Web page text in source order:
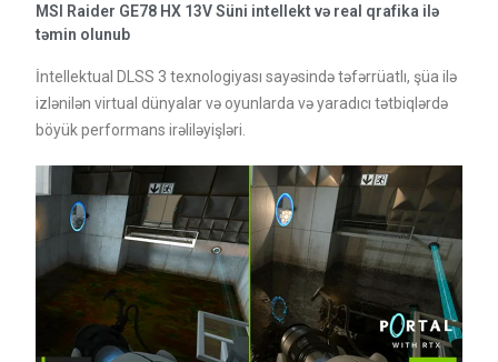
MSI Raider GE78 HX 13V Süni intellekt və real qrafika ilə
təmin olunub
İntellektual DLSS 3 texnologiyası sayəsində təfərrüatlı, şüa ilə
izlənilən virtual dünyalar və oyunlarda və yaradıcı tətbiqlərdə
böyük performans irəliləyişləri.